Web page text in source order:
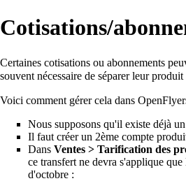
Cotisations/
Certaines cotisations ou abonnements
souvent nécessaire de séparer leur
Voici comment gérer cela dans
Nous supposons qu'il existe déjà
Il faut créer un 2ème compte
Dans Ventes > Tarification des
ce transfert ne devra s'applique
d'octobre :